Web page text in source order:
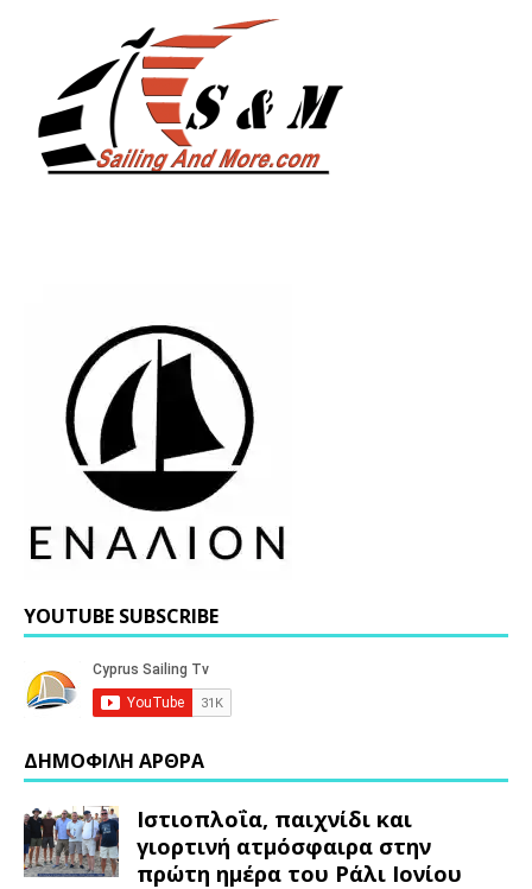
YOUTUBE SUBSCRIBE
ΔΗΜΟΦΙΛΗ ΑΡΘΡΑ
Ιστιοπλοΐα, παιχνίδι και
γιορτινή ατμόσφαιρα στην
πρώτη ημέρα του Ράλι Ιονίου